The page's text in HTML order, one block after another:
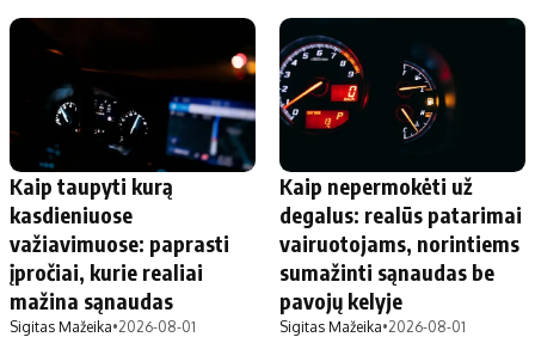
Kaip taupyti kurą
kasdieniuose
važiavimuose: paprasti
įpročiai, kurie realiai
mažina sąnaudas
Sigitas Mažeika•2026-08-01
Kaip nepermokėti už
degalus: realūs patarimai
vairuotojams, norintiems
sumažinti sąnaudas be
pavojų kelyje
Sigitas Mažeika•2026-08-01